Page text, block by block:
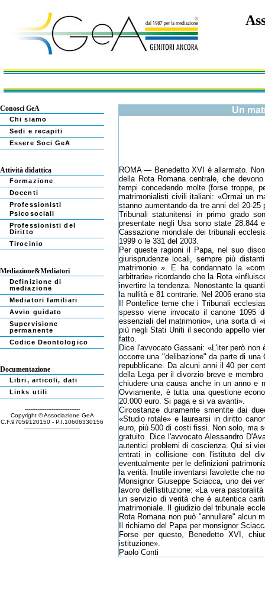
Conosci GeA
Chi siamo
Sedi e recapiti
Essere Soci GeA
Attività didattica
Formazione
Docenti
Professionisti
Psicosociali
Professionisti del
Diritto
Tirocinio
Mediazione&Mediatori
Definizione di
mediazione
Mediatori familiari
Avvio guidato
Supervisione
permanente
Codice Deontologico
Documentazione
Libri, articoli, dati
Links utili
-------------------------------
Copyright © Associazione GeA
C.F.97059120150 - P.I.10606330156
--------------------------------
Un
ROMA — Benedetto XVI è allarmato.
della Rota Romana centrale, che
tempi concedendo molte (forse troppe,
matrimonialisti civili italiani: «Ormai un
stanno aumentando da tre anni del 20-
Tribunali statunitensi in primo grado
presentate negli Usa sono state 28.844
Cassazione mondiale dei tribunali
1999 o le 331 del 2003.
Per queste ragioni il Papa, nel suo
giurisprudenze locali, sempre più
matrimonio ». E ha condannato la
arbitrarie» ricordando che la Rota
invertire la tendenza. Nonostante la
la nullità e 81 contrarie. Nel 2006 erano
Il Pontefice teme che i Tribunali
spesso viene invocato il canone 1095
essenziali del matrimonio», una sorta di
più negli Stati Uniti il secondo appello
fatto.
Dice l'avvocato Gassani: «L'iter però
occorre una "delibazione" da parte di
repubblicane. Da alcuni anni il 40 per
della Lega per il divorzio breve e
chiudere una causa anche in un anno e
Ovviamente, è tutta una questione
20.000 euro. Si paga e si va avanti».
Circostanze duramente smentite dai
«Studio rotale» e laurearsi in diritto
euro, più 500 di costi fissi. Non solo, ma
gratuito. Dice l'avvocato Alessandro
autentici problemi di coscienza. Qui si
entrati in collisione con l'istituto del
eventualmente per le definizioni
la verità. Inutile inventarsi favolette che
Monsignor Giuseppe Sciacca, uno dei
lavoro dell'istituzione: «La vera
un servizio di verità che è autentica
matrimoniale. Il giudizio del tribunale
Rota Romana non può "annullare" alcun
Il richiamo del Papa per monsignor
Forse per questo, Benedetto XVI,
istituzione».
Paolo Conti